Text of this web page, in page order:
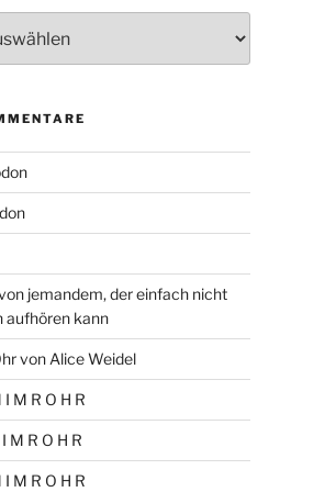
jemandem, der einfach nicht
aufhören kann
von Alice Weidel
I M R O H R
M R O H R
I M R O H R